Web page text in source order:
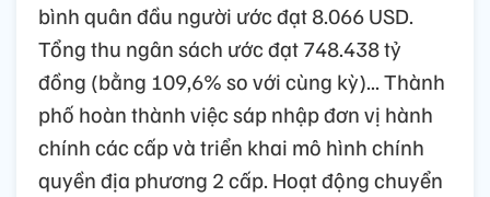
bình quân đầu người ước đạt 8.066 USD.
Tổng thu ngân sách ước đạt 748.438 tỷ
đồng (bằng 109,6% so với cùng kỳ)... Thành
phố hoàn thành việc sáp nhập đơn vị hành
chính các cấp và triển khai mô hình chính
quyền địa phương 2 cấp. Hoạt động chuyển